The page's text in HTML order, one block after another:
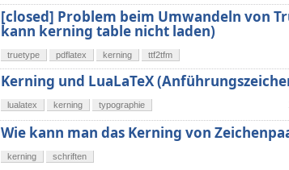
[closed] Problem beim Umwandeln von
kann kerning table nicht laden)
truetype pdflatex kerning ttf2tfm
Kerning und LuaLaTeX
lualatex kerning typographie
Wie kann man das Kerning von
kerning schriften